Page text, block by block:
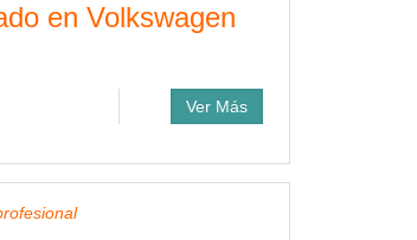
en Volkswagen
Ver Más